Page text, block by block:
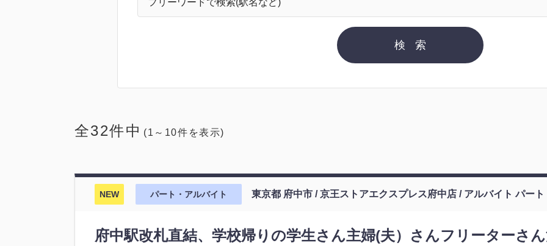
全32件中 (1～10件を表示)
NEW パート・アルバイト 東京都 府中市 / 京王ストアエクスプレス府中店 / アルバイト パー
府中駅改札直結、学校帰りの学生さん主婦(夫）さんフリーターさ